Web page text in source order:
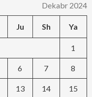
Dekabr 2024
Ju Sh Ya
1
6 7 8
13 14 15